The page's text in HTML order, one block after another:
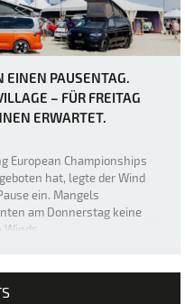
EINEN PAUSENTAG.
– FÜR FREITAG
ERWARTET.
European Championships
hat, legte der Wind
ein. Mangels
am Donnerstag keine